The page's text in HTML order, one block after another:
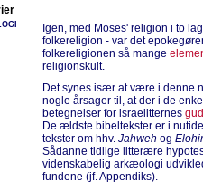
Igen, med Moses' religion i to
folkereligion - var det
folkereligionen så mange
religionskult.
Det synes især at være i denne
nogle årsager til, at der i de
betegnelser for israelitternes gud
De ældste bibeltekster er i
tekster om hhv. Jahweh og
Sådanne tidlige litterære
videnskabelig arkæologi
fundene (jf. Appendiks).